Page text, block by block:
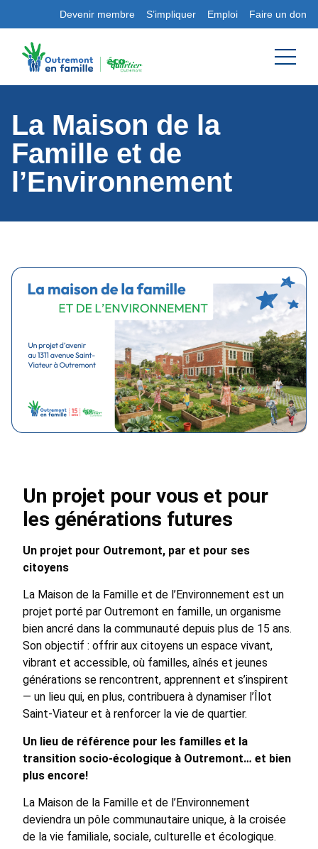
Devenir membre S’impliquer Emploi Faire un don
La Maison de la
Famille et de
l’Environnement
Un projet pour vous et pour
les générations futures
Un projet pour Outremont, par et pour ses
citoyens
La Maison de la Famille et de l’Environnement est un
projet porté par Outremont en famille, un organisme
bien ancré dans la communauté depuis plus de 15 ans.
Son objectif : offrir aux citoyens un espace vivant,
vibrant et accessible, où familles, aînés et jeunes
générations se rencontrent, apprennent et s’inspirent
— un lieu qui, en plus, contribuera à dynamiser l’Îlot
Saint-Viateur et à renforcer la vie de quartier.
Un lieu de référence pour les familles et la
transition socio-écologique à Outremont… et bien
plus encore!
La Maison de la Famille et de l’Environnement
deviendra un pôle communautaire unique, à la croisée
de la vie familiale, sociale, culturelle et écologique.